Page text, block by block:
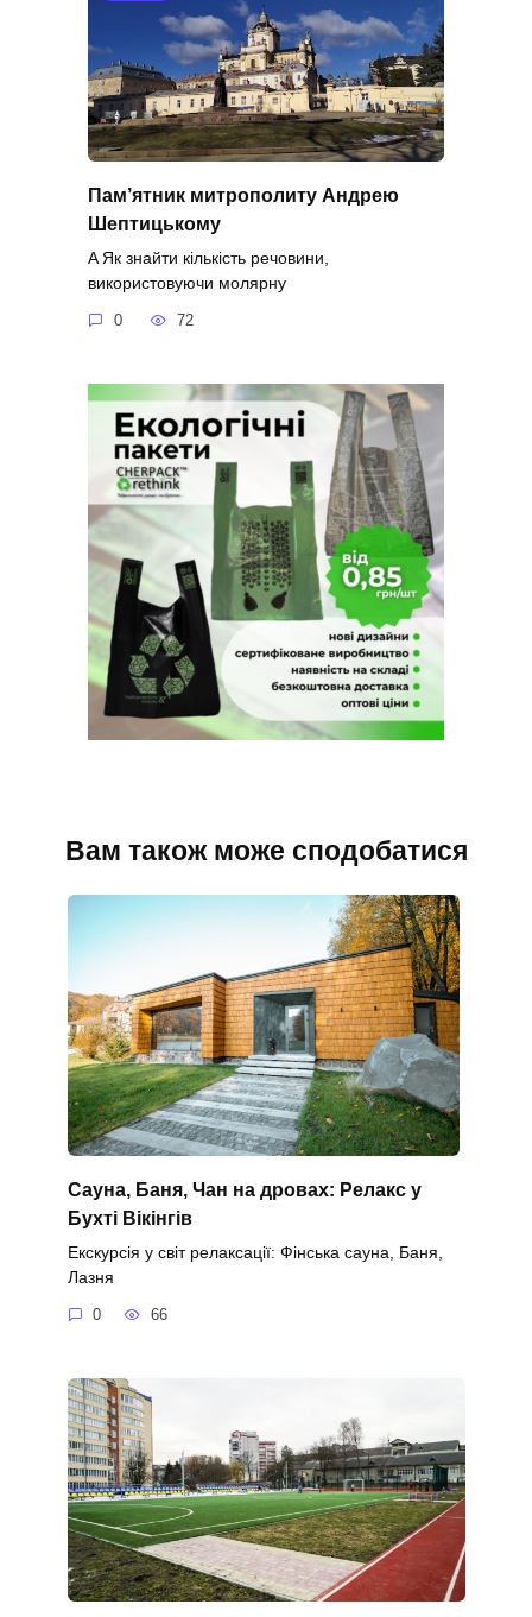
Пам’ятник митрополиту Андрею
Шептицькому
A Як знайти кількість речовини,
використовуючи молярну
0 72
Вам також може сподобатися
Сауна, Баня, Чан на дровах: Релакс у
Бухті Вікінгів
Екскурсія у світ релаксації: Фінська сауна, Баня,
Лазня
0 66